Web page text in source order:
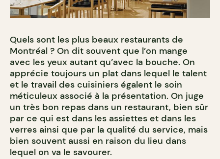
Quels sont les plus beaux restaurants de
Montréal ? On dit souvent que l’on mange
avec les yeux autant qu’avec la bouche. On
apprécie toujours un plat dans lequel le talent
et le travail des cuisiniers égalent le soin
méticuleux associé à la présentation. On juge
un très bon repas dans un restaurant, bien sûr
par ce qui est dans les assiettes et dans les
verres ainsi que par la qualité du service, mais
bien souvent aussi en raison du lieu dans
lequel on va le savourer.